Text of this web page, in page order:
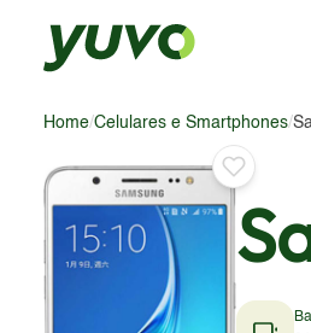
Home/Celulares e Smartphones/